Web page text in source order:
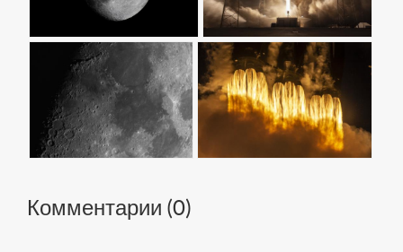
Комментарии (0)